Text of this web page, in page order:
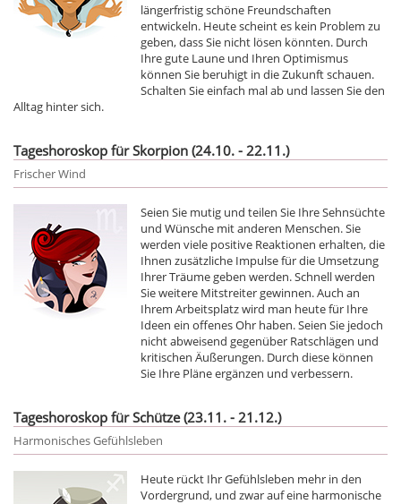
längerfristig schöne Freundschaften
entwickeln. Heute scheint es kein Problem zu
geben, dass Sie nicht lösen könnten. Durch
Ihre gute Laune und Ihren Optimismus
können Sie beruhigt in die Zukunft schauen.
Schalten Sie einfach mal ab und lassen Sie den
Alltag hinter sich.
Tageshoroskop für Skorpion (24.10. - 22.11.)
Frischer Wind
Seien Sie mutig und teilen Sie Ihre Sehnsüchte
und Wünsche mit anderen Menschen. Sie
werden viele positive Reaktionen erhalten, die
Ihnen zusätzliche Impulse für die Umsetzung
Ihrer Träume geben werden. Schnell werden
Sie weitere Mitstreiter gewinnen. Auch an
Ihrem Arbeitsplatz wird man heute für Ihre
Ideen ein offenes Ohr haben. Seien Sie jedoch
nicht abweisend gegenüber Ratschlägen und
kritischen Äußerungen. Durch diese können
Sie Ihre Pläne ergänzen und verbessern.
Tageshoroskop für Schütze (23.11. - 21.12.)
Harmonisches Gefühlsleben
Heute rückt Ihr Gefühlsleben mehr in den
Vordergrund, und zwar auf eine harmonische